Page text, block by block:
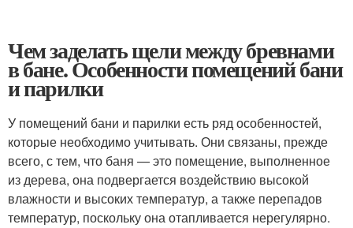
Чем заделать щели между бревнами
в бане. Особенности помещений бани
и парилки
У помещений бани и парилки есть ряд особенностей,
которые необходимо учитывать. Они связаны, прежде
всего, с тем, что баня — это помещение, выполненное
из дерева, она подвергается воздействию высокой
влажности и высоких температур, а также перепадов
температур, поскольку она отапливается нерегулярно.